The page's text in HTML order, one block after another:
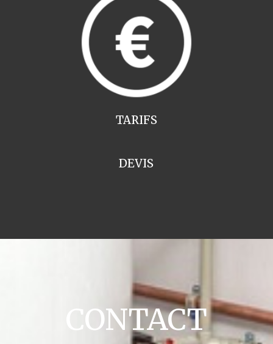
TARIFS
DEVIS
CONTACT